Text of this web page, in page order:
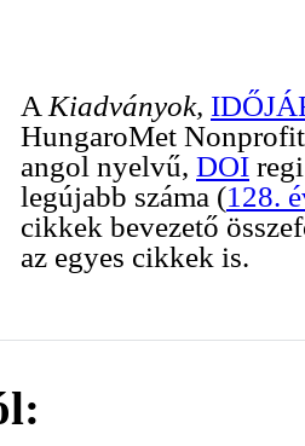
A Kiadványok,
HungaroMet
angol nyelvű, DOI
legújabb száma (128.
cikkek bevezető
az egyes cikkek is.